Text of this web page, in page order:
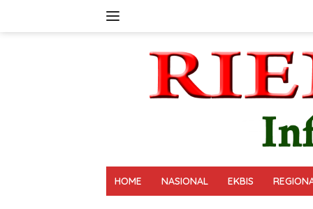
HOME NASIONAL EKBIS